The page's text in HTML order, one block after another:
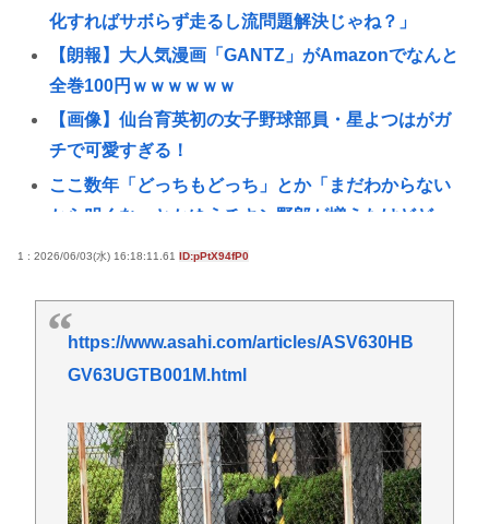
化すればサボらず走るし流問題解決じゃね？」
【朗報】大人気漫画「GANTZ」がAmazonでなんと
全巻100円ｗｗｗｗｗｗ
【画像】仙台育英初の女子野球部員・星よつはがガ
チで可愛すぎる！
ここ数年「どっちもどっち」とか「まだわからない
から叩くな」とかゆうチキン野郎が増えたけどどっ
緊縮財政論者として知られる大物財務官僚、高市早
苗の逆鱗に触れ左遷
【悲報】「ブロック人数を調べるよ！」←好奇心で
イギリス、タバコ販売禁止法案を可決www
動画配信中に亡くなったMINAさん（みなちゃん）が
誹謗中傷にさらされた経緯がこちら…
1 : 2026/06/03(水) 16:18:11.61 ID:pPtX94fP0
https://www.asahi.com/articles/ASV630HB
GV63UGTB001M.html